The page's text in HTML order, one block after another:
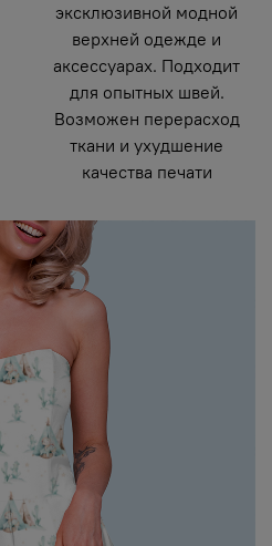
эксклюзивной модной
верхней одежде и
аксессуарах. Подходит
для опытных швей.
Возможен перерасход
ткани и ухудшение
качества печати